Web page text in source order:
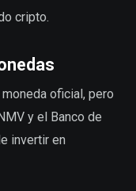
cripto.
oficial, pero
y el Banco de
invertir en